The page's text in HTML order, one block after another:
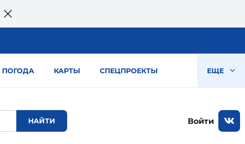
ПОГОДА КАРТЫ СПЕЦПРОЕКТЫ ЕЩЕ
Войти